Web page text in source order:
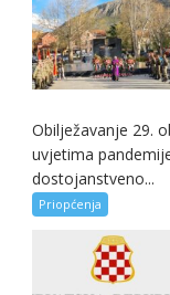
Obilježavanje 29.
uvjetima
dostojanstveno...
Priopćenja